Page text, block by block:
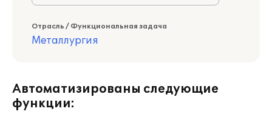
Отрасль / Функциональная задача
Металлургия
Автоматизированы следующие
функции: